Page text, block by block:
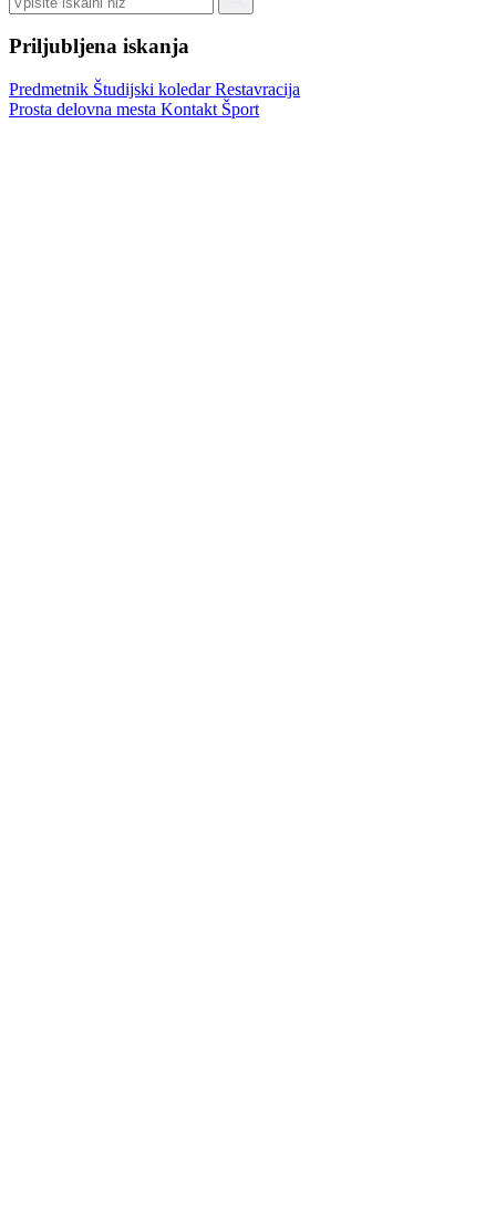
Priljubljena iskanja
Predmetnik Študijski koledarRestavracija
Prosta delovna mesta Kontakt Šport